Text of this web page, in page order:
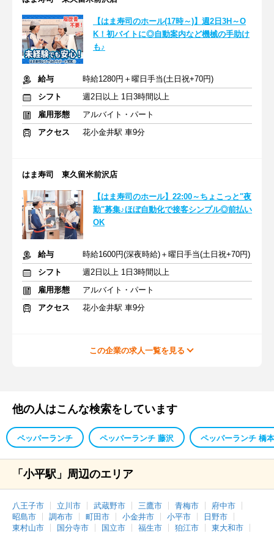
【はま寿司のホール(17時～)】週2日3H～O
K！初バイトに◎自動案内など機械の手助け
も♪
給与
時給1280円＋曜日手当(土日祝+70円)
シフト
週2日以上 1日3時間以上
雇用形態
アルバイト・パート
アクセス
花小金井駅 車9分
はま寿司 東久留米前沢店
【はま寿司のホール】22:00～ちょこっと"夜
勤"募集♪ほぼ自動化で接客シンプル◎前払い
OK
給与
時給1600円(深夜時給)＋曜日手当(土日祝+70円)
シフト
週2日以上 1日3時間以上
雇用形態
アルバイト・パート
アクセス
花小金井駅 車9分
この企業の求人一覧を見る
他の人はこんな検索をしています
ペッパーランチ ペッパーランチ 藤沢 ペッパーランチ 橋本
「小平駅」周辺のエリア
八王子市 立川市 武蔵野市 三鷹市 青梅市
府中市
昭島市
調布市 町田市 小金井市 小平市
日野市
東村山市
国分寺市 国立市 福生市 狛江市 東大和市